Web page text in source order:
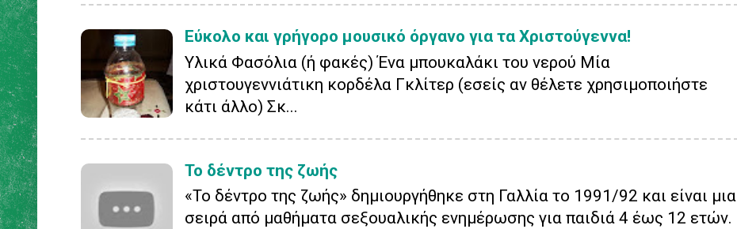
Εύκολο και γρήγορο μουσικό όργανο για τα Χριστούγεννα!
Υλικά Φασόλια (ή φακές) Ένα μπουκαλάκι του νερού Μία
χριστουγεννιάτικη κορδέλα Γκλίτερ (εσείς αν θέλετε χρησιμοποιήστε
κάτι άλλο) Σκ...
Το δέντρο της ζωής
«Το δέντρο της ζωής» δημιουργήθηκε στη Γαλλία το 1991/92 και είναι μια
σειρά από μαθήματα σεξουαλικής ενημέρωσης για παιδιά 4 έως 12 ετών.